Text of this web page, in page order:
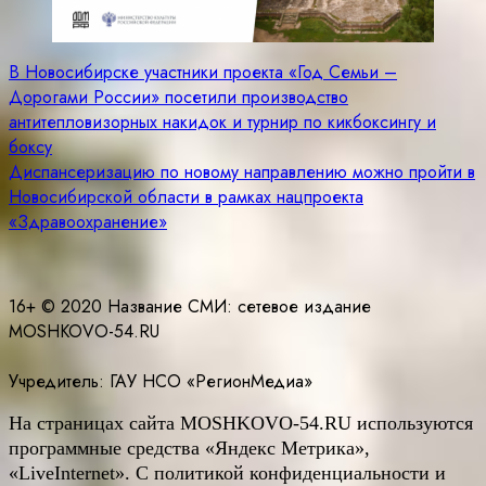
Навигация
по
записям
В Новосибирске участники проекта «Год Семьи –
Дорогами России» посетили производство
антитепловизорных накидок и турнир по кикбоксингу и
боксу
Диспансеризацию по новому направлению можно пройти в
Новосибирской области в рамках нацпроекта
«Здравоохранение»
16+ © 2020 Название СМИ: cетевое издание
MOSHKOVO-54.RU
Учредитель: ГАУ НСО «РегионМедиа»
На страницах сайта MOSHKOVO-54.RU используются
программные средства «Яндекс Метрика»,
«LiveInternet». С политикой конфиденциальности и